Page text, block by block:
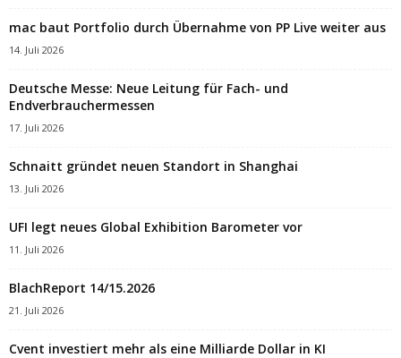
mac baut Portfolio durch Übernahme von PP Live weiter aus
14. Juli 2026
Deutsche Messe: Neue Leitung für Fach- und
Endverbrauchermessen
17. Juli 2026
Schnaitt gründet neuen Standort in Shanghai
13. Juli 2026
UFI legt neues Global Exhibition Barometer vor
11. Juli 2026
BlachReport 14/15.2026
21. Juli 2026
Cvent investiert mehr als eine Milliarde Dollar in KI